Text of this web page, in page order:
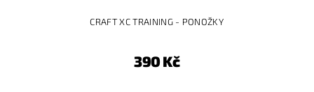
CRAFT XC TRAINING - PONOŽKY
390 Kč